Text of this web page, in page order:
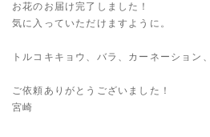
お花のお届け完了しました！
気に入っていただけますように。
トルコキキョウ、バラ、カーネーション
ご依頼ありがとうございました！
宮崎